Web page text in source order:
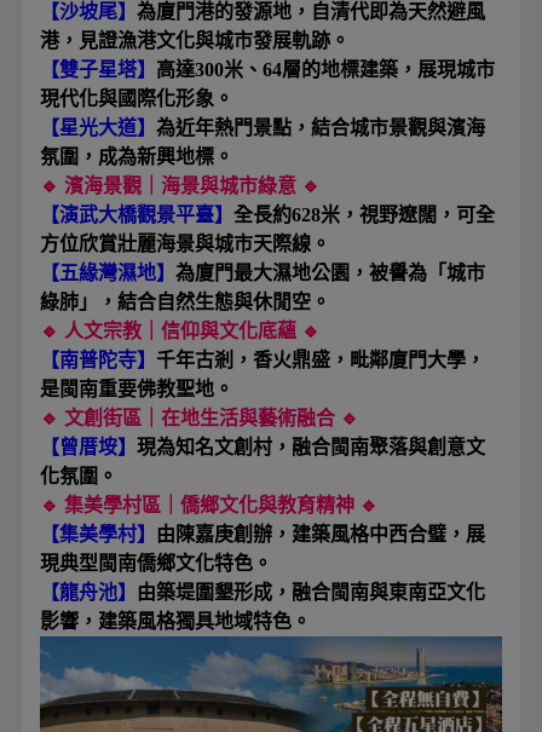
【沙坡尾】 為廈門港的發源地，自清代即為天然避風
港，見證漁港文化與城市發展軌跡。
【雙子星塔】 高達300米、64層的地標建築，展現城市
現代化與國際化形象。
【星光大道】 為近年熱門景點，結合城市景觀與濱海
氛圍，成為新興地標。
🔹 濱海景觀｜海景與城市綠意 🔹
【演武大橋觀景平臺】 全長約628米，視野遼闊，可全
方位欣賞壯麗海景與城市天際線。
【五緣灣濕地】 為廈門最大濕地公園，被譽為「城市
綠肺」，結合自然生態與休閒空。
🔹 人文宗教｜信仰與文化底蘊 🔹
【南普陀寺】 千年古剎，香火鼎盛，毗鄰廈門大學，
是閩南重要佛教聖地。
🔹 文創街區｜在地生活與藝術融合 🔹
【曾厝垵】 現為知名文創村，融合閩南聚落與創意文
化氛圍。
🔹 集美學村區｜僑鄉文化與教育精神 🔹
【集美學村】 由陳嘉庚創辦，建築風格中西合璧，展
現典型閩南僑鄉文化特色。
【龍舟池】 由築堤圍墾形成，融合閩南與東南亞文化
影響，建築風格獨具地域特色。